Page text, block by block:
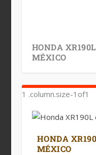
HONDA
MÉXICO
HONDA
MÉXICO